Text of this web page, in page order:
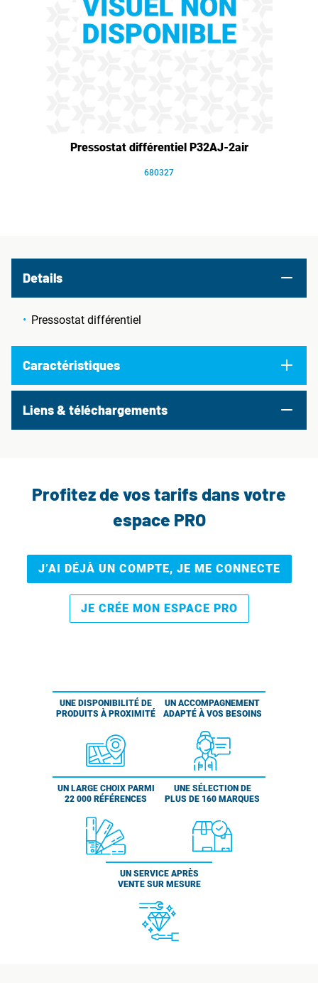
Pressostat différentiel P32AJ-2air
680327
Details
Pressostat différentiel
Caractéristiques
Liens & téléchargements
Profitez de vos tarifs dans votre
espace PRO
J’AI DÉJÀ UN COMPTE, JE ME CONNECTE
JE CRÉE MON ESPACE PRO
UNE DISPONIBILITÉ DE
PRODUITS À PROXIMITÉ
UN ACCOMPAGNEMENT
ADAPTÉ À VOS BESOINS
UN LARGE CHOIX PARMI
22 000 RÉFÉRENCES
UNE SÉLECTION DE
PLUS DE 160 MARQUES
UN SERVICE APRÈS
VENTE SUR MESURE